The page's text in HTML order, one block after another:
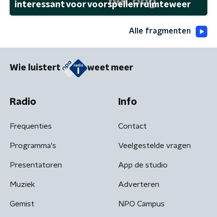
interessant voor voorspellen ruimteweer
Alle fragmenten
Wie luistert weet meer
Radio
Frequenties
Programma's
Presentatoren
Muziek
Gemist
Info
Contact
Veelgestelde vragen
App de studio
Adverteren
NPO Campus